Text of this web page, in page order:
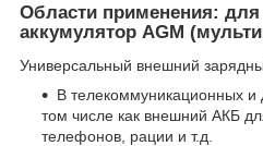
Области применения: для
аккумулятор AGM
Универсальный внешний
В телекоммуникационных и
том числе как внешний АКБ
телефонов, рации и т.д.